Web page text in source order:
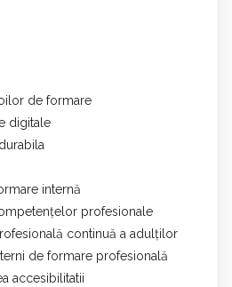
de formare
digitale
internă
profesionale
continuă a adulților
de formare profesională
accesibilitatii